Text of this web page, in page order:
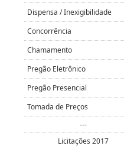
Dispensa / Inexigibilidade
Concorrência
Chamamento
Pregão Eletrônico
Pregão Presencial
Tomada de Preços
---
Licitações 2017